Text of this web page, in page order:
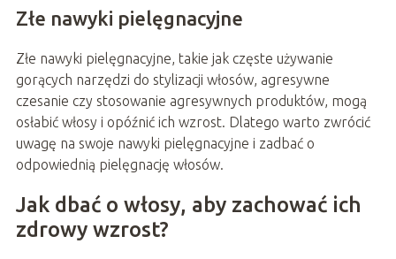
Złe nawyki pielęgnacyjne
Złe nawyki pielęgnacyjne, takie jak częste używanie
gorących narzędzi do stylizacji włosów, agresywne
czesanie czy stosowanie agresywnych produktów, mogą
osłabić włosy i opóźnić ich wzrost. Dlatego warto zwrócić
uwagę na swoje nawyki pielęgnacyjne i zadbać o
odpowiednią pielęgnację włosów.
Jak dbać o włosy, aby zachować ich
zdrowy wzrost?